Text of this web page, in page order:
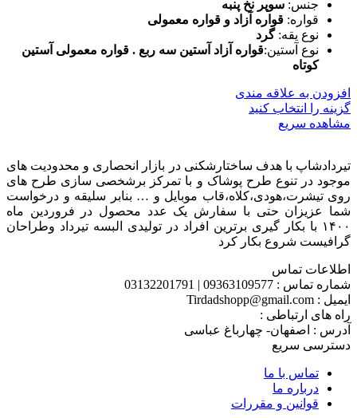
جنس: سوپر نخ پنبه
قواره: قواره آزاد و قواره معمولی
نوع یقه:گرد
نوع آستین:قواره آزاد آستین سه ربع . قواره معمولی آستین
کوتاه
افزودن به علاقه مندی
گزینه را انتخاب کنید
مشاهده سریع
تیردادشاپ با هدف ساختارشکنی در بازار انحصاری و محدودیت های
موجود در تنوع طرح پوشاک و با تمرکز برشخصی سازی طرح های
روی تیشرت،هودی،کلاه،قاب موبایل و … بنابر سلیقه و درخواست
شما عزیزان حتی با سفارش یک عدد محصول در فروردین ماه
۱۴۰۰ با بکار گیری برترین افراد در تولیدی البسه تیرداد وطراحان
گرافیست شروع بکار کرد
اطلاعات تماس
شماره تماس : 09363109577 | 03132201791
ایمیل : Tirdadshopp@gmail.com
راه های ارتباطی :
آدرس : اصفهان- چهارباغ عباسی
دسترسی سریع
تماس با ما
درباره ما
قوانین و مقررات